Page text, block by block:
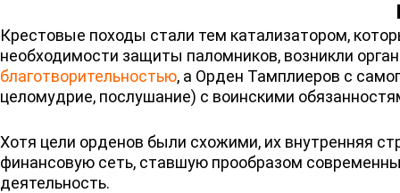
Крестовые походы стали тем катализатором,
необходимости защиты паломников, возникли
благотворительностью, а Орден Тамплиеров с
целомудрие, послушание) с воинскими
Хотя цели орденов были схожими, их внутренняя
финансовую сеть, ставшую прообразом
деятельность.